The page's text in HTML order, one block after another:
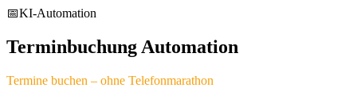
📅KI-Automation
Terminbuchung Automation
Termine buchen – ohne Telefonmarathon